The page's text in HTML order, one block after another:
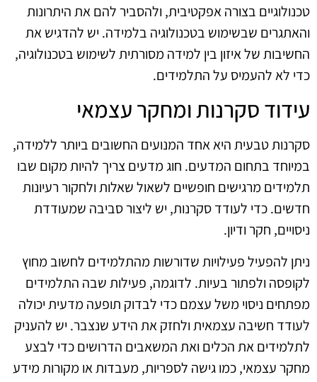
טכנולוגיים בצורה אפקטיבית, ולהסביר להם את היתרונות
והאתגרים שבשימוש בטכנולוגיה בלמידה. יש להדגיש את
החשיבות של איזון בין למידה מסורתית לשימוש בטכנולוגיה,
כדי לא להעמיס על התלמידים.
עידוד סקרנות ומחקר עצמאי
סקרנות טבעית היא אחד המנועים החשובים ביותר ללמידה,
במיוחד בתחום המדעים. חוג מדעים צריך להיות מקום שבו
תלמידים מרגישים חופשיים לשאול שאלות ולחקור רעיונות
חדשים. כדי לעודד סקרנות, יש ליצור סביבה שמעודדת
ניסויים, חקר ודיון.
ניתן להפעיל פעילויות שדורשות מהתלמידים לחשוב מחוץ
לקופסה ולפתור בעיות. לדוגמה, פעילות שבה התלמידים
מפתחים ניסוי משל עצמם כדי לבדוק תופעה מדעית יכולה
לעודד חשיבה עצמאית ולחזק את הידע שנצבר. יש להעניק
לתלמידים את הכלים ואת המשאבים הדרושים כדי לבצע
מחקר עצמאי, כמו גישה לספריות, מעבדות או מקורות מידע